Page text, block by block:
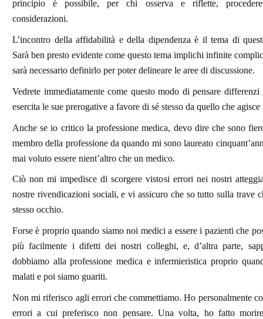
principio è possibile, per chi osserva e riflette,
considerazioni.
L’incontro della affidabilità e della dipendenza è il tema di
Sarà ben presto evidente come questo tema implichi infinite
sarà necessario definirlo per poter delineare le aree di discussione.
Vedrete immediatamente come questo modo di pensare
esercita le sue prerogative a favore di sé stesso da quello che
Anche se io critico la professione medica, devo dire che sono
membro della professione da quando mi sono laureato
mai voluto essere nient’altro che un medico.
Ciò non mi impedisce di scorgere vistosi errori nei nostri
nostre rivendicazioni sociali, e vi assicuro che so tutto sulla trave
stesso occhio.
Forse è proprio quando siamo noi medici a essere i pazienti che
più facilmente i difetti dei nostri colleghi, e, d’altra parte,
dobbiamo alla professione medica e infermieristica proprio
malati e poi siamo guariti.
Non mi riferisco agli errori che commettiamo. Ho personalmente
errori a cui preferisco non pensare. Una volta, ho fatto